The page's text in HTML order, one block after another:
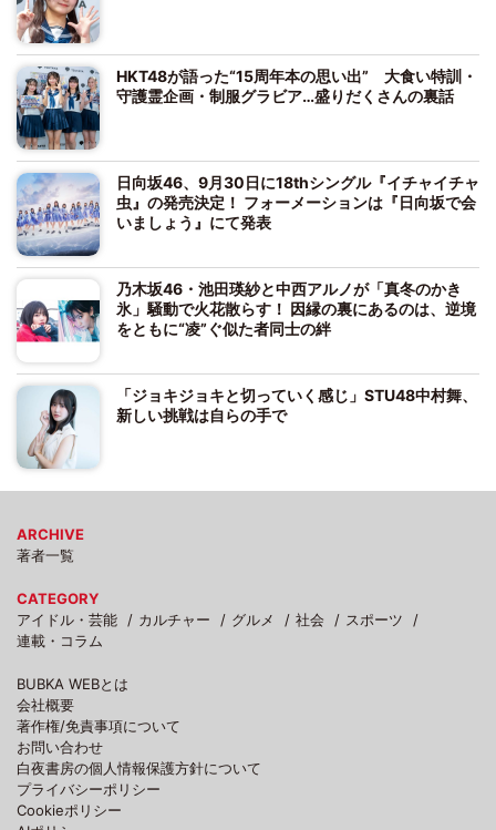
HKT48が語った“15周年本の思い出” 大食い特訓・
守護霊企画・制服グラビア…盛りだくさんの裏話
日向坂46、9月30日に18thシングル『イチャイチャ
虫』の発売決定！ フォーメーションは『日向坂で会
いましょう』にて発表
乃木坂46・池田瑛紗と中西アルノが「真冬のかき
氷」騒動で火花散らす！ 因縁の裏にあるのは、逆境
をともに“凌”ぐ似た者同士の絆
「ジョキジョキと切っていく感じ」STU48中村舞、
新しい挑戦は自らの手で
ARCHIVE
著者一覧
CATEGORY
アイドル・芸能
カルチャー グルメ 社会
スポーツ
連載・コラム
BUBKA WEBとは
会社概要
著作権/免責事項について
お問い合わせ
白夜書房の個人情報保護方針について
プライバシーポリシー
Cookieポリシー